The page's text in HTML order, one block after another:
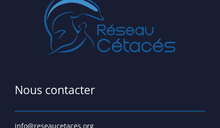
Nous contacter
info@reseaucetaces.org